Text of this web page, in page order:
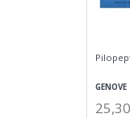
GENOVE